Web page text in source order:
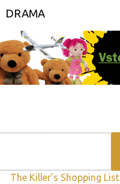
DRAMA
The Killer’s Shopping List